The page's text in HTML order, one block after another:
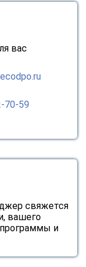
вас
70-59
свяжется
вашего
программы и